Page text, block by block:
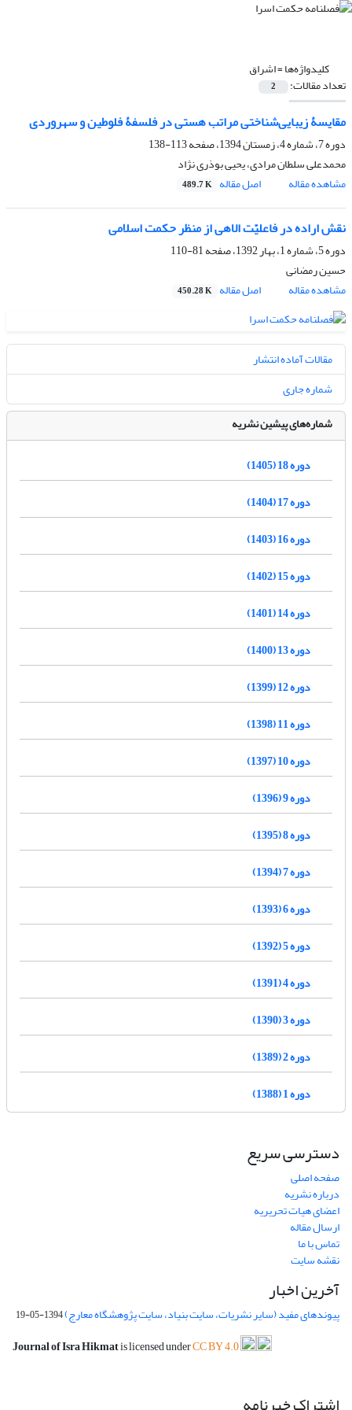
کلیدواژه‌ها =اشراق
تعداد مقالات: 2
مقایسۀ زیبایی‌شناختی مراتب هستی در فلسفۀ فلوطین و سهروردی
دوره 7، شماره 4، زمستان 1394، صفحه
113-138
محمدعلی سلطان مرادی، یحیی بوذری نژاد
مشاهده مقاله
اصل مقاله 489.7 K
نقش اراده در فاعلیّت الاهی از منظر حکمت اسلامی
دوره 5، شماره 1، بهار 1392، صفحه
81-110
حسین رمضانی
مشاهده مقاله
اصل مقاله 450.28 K
مقالات آماده انتشار
شماره جاری
شماره‌های پیشین نشریه
دوره 18 (1405)
دوره 17 (1404)
دوره 16 (1403)
دوره 15 (1402)
دوره 14 (1401)
دوره 13 (1400)
دوره 12 (1399)
دوره 11 (1398)
دوره 10 (1397)
دوره 9 (1396)
دوره 8 (1395)
دوره 7 (1394)
دوره 6 (1393)
دوره 5 (1392)
دوره 4 (1391)
دوره 3 (1390)
دوره 2 (1389)
دوره 1 (1388)
دسترسی سریع
صفحه اصلی
درباره نشریه
اعضای هیات تحریریه
ارسال مقاله
تماس با ما
نقشه سایت
آخرین اخبار
پیوندهای مفید (سایر نشریات، سایت بنیاد، سایت پژوهشگاه معارج)1394-05-19
Journal of Isra Hikmatis licensed underCC BY 4.0